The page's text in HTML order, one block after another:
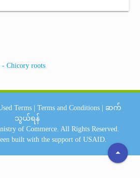
- Chicory roots
arrow_drop_up
Terms Terms and Conditions
ဆက်
သွယ်ရန်
of Commerce. All Rights Reserved.
built with the support of USAID.